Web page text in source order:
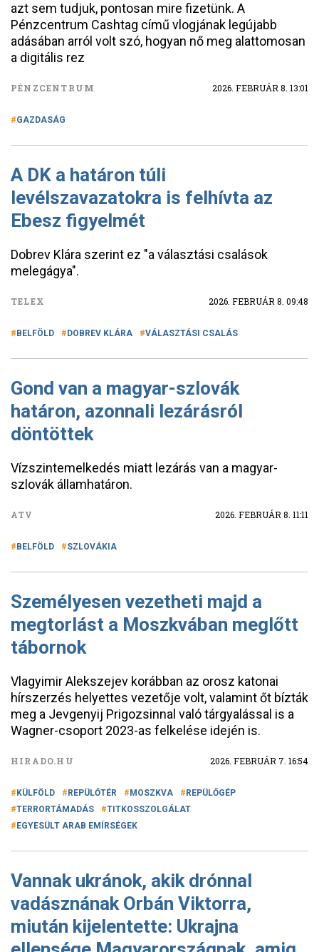
azt sem tudjuk, pontosan mire fizetünk. A
Pénzcentrum Cashtag című vlogjának legújabb
adásában arról volt szó, hogyan nő meg alattomosan
a digitális rez
PÉNZCENTRUM 2026. FEBRUÁR 8. 13:01
GAZDASÁG
A DK a határon túli
levélszavazatokra is felhívta az
Ebesz figyelmét
Dobrev Klára szerint ez "a választási csalások
melegágya".
TELEX 2026. FEBRUÁR 8. 09:48
BELFÖLD DOBREV KLÁRA VÁLASZTÁSI CSALÁS
Gond van a magyar-szlovák
határon, azonnali lezárásról
döntöttek
Vízszintemelkedés miatt lezárás van a magyar-
szlovák államhatáron.
ATV 2026. FEBRUÁR 8. 11:11
BELFÖLD SZLOVÁKIA
Személyesen vezetheti majd a
megtorlást a Moszkvában meglőtt
tábornok
Vlagyimir Alekszejev korábban az orosz katonai
hírszerzés helyettes vezetője volt, valamint őt bízták
meg a Jevgenyij Prigozsinnal való tárgyalással is a
Wagner-csoport 2023-as felkelése idején is.
HIRADO.HU 2026. FEBRUÁR 7. 16:54
KÜLFÖLD REPÜLŐTÉR MOSZKVA
REPÜLŐGÉP
TERRORTÁMADÁS
TITKOSSZOLGÁLAT
EGYESÜLT ARAB EMÍRSÉGEK
Vannak ukránok, akik drónnal
vadásznának Orbán Viktorra,
miután kijelentette: Ukrajna